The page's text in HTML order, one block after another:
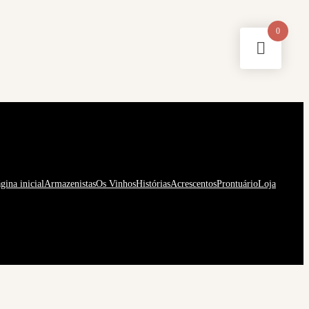
inicialArmazenistasOs VinhosHistóriasAcrescentosProntuárioLoja
0